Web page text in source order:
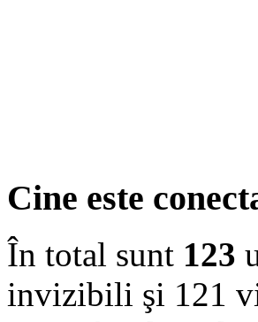
Cine este
În total sunt 123
invizibili şi 121